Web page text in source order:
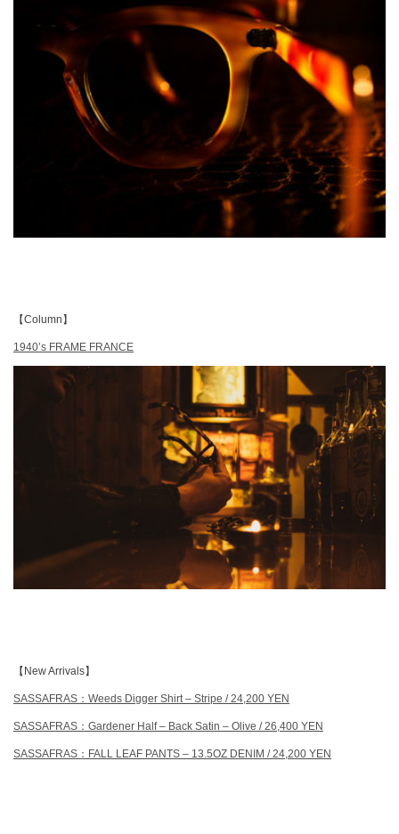
【Column】
1940’s FRAME FRANCE
【New Arrivals】
SASSAFRAS：Weeds Digger Shirt – Stripe / 24,200 YEN
SASSAFRAS：Gardener Half – Back Satin – Olive / 26,400 YEN
SASSAFRAS：FALL LEAF PANTS – 13.5OZ DENIM / 24,200 YEN